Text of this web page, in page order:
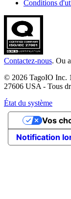
Conditions
Contactez-nous. Ou
© 2026 TagoIO Inc.
27606 USA - Tous
État du système
Notification
Vos